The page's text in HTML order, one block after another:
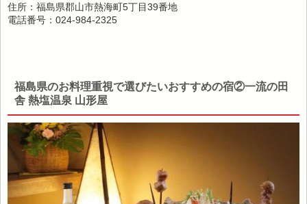
住所：福島県郡山市熱海町5丁目39番地
電話番号：024-984-2325
福島県のお料理重視で選びたいおすすめの宿②一流の田
舎 熱塩温泉 山形屋